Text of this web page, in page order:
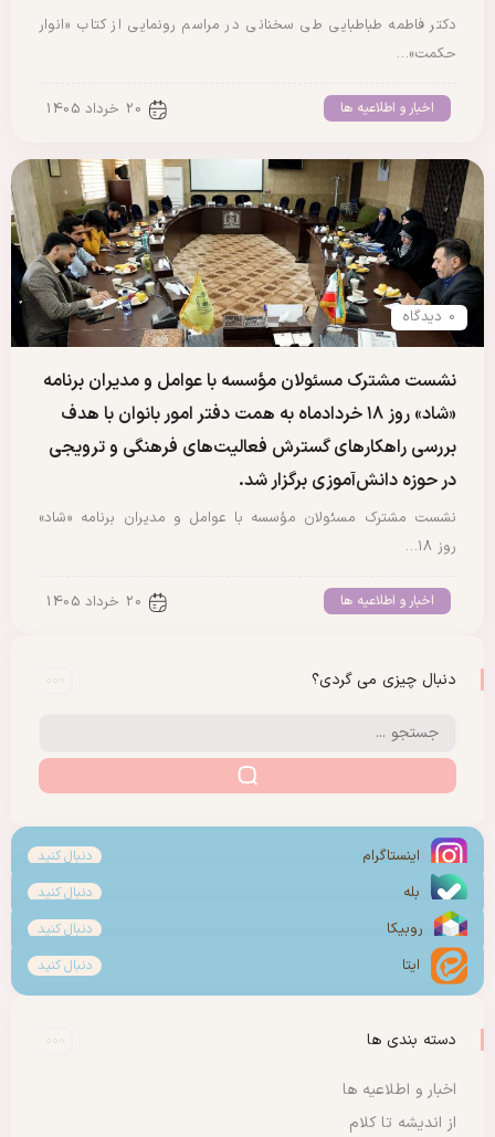
دکتر فاطمه طباطبایی طی سخنانی در مراسم رونمایی از کتاب «انوار
حکمت»…
اخبار و اطلاعیه ها 20 خرداد 1405
0 دیدگاه
نشست مشترک مسئولان مؤسسه با عوامل و مدیران برنامه
«شاد» روز ۱۸ خردادماه به همت دفتر امور بانوان با هدف
بررسی راهکارهای گسترش فعالیت‌های فرهنگی و ترویجی
در حوزه دانش‌آموزی برگزار شد.
نشست مشترک مسئولان مؤسسه با عوامل و مدیران برنامه «شاد»
روز ۱۸…
اخبار و اطلاعیه ها 20 خرداد 1405
دنبال چیزی می گردی؟
اینستاگرام دنبال کنید
بله دنبال کنید
روبیکا دنبال کنید
ایتا دنبال کنید
دسته بندی ها
اخبار و اطلاعیه ها
از اندیشه تا کلام